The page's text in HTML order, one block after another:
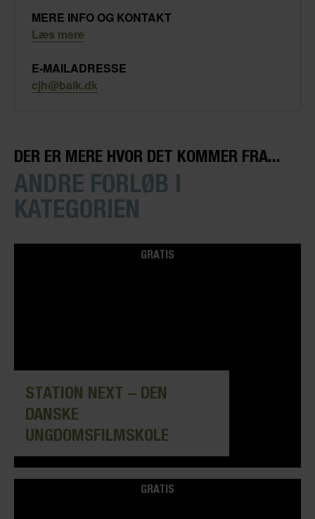
MERE INFO OG KONTAKT
Læs mere
E-MAILADRESSE
cjh@balk.dk
DER ER MERE HVOR DET KOMMER FRA...
ANDRE FORLØB I
KATEGORIEN
GRATIS
STATION NEXT – DEN
DANSKE
UNGDOMSFILMSKOLE
GRATIS